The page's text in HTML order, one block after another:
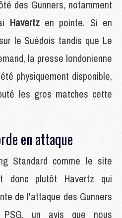
des Gunners, notamment
Havertz en pointe. Si en
le Suédois tandis que Le
la presse londonienne
physiquement disponible,
les gros matches cette
en attaque
Standard comme le site
donc plutôt Havertz qui
de l'attaque des Gunners
un avis que nous